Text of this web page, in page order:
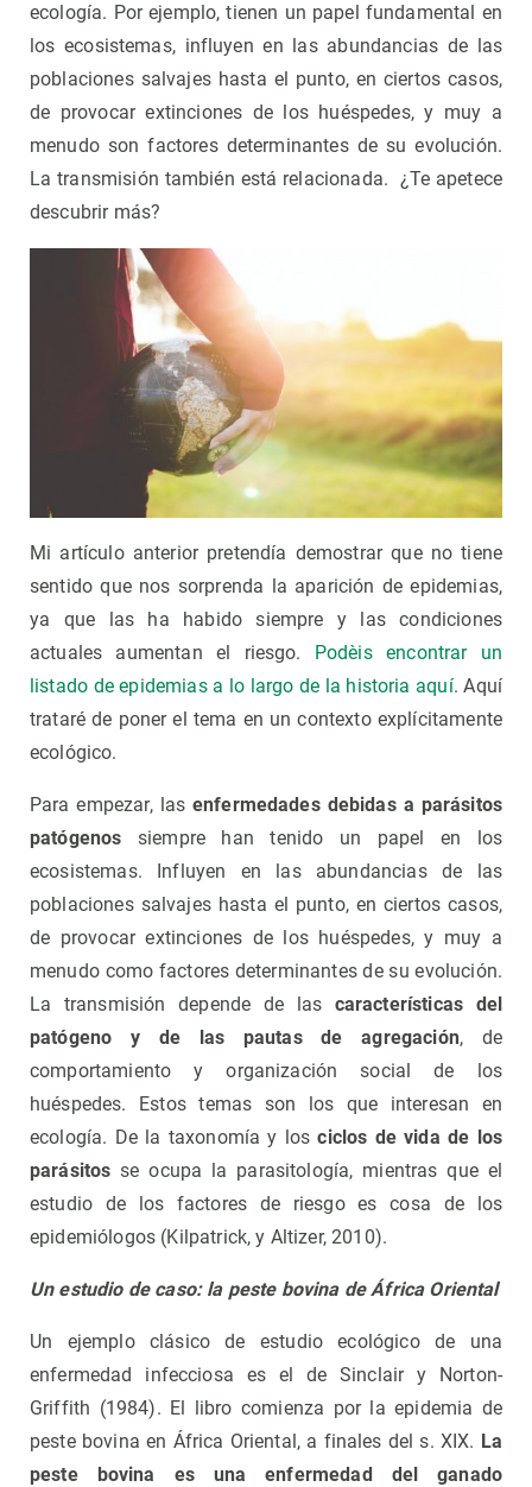
ecología. Por ejemplo, tienen un papel fundamental en
los ecosistemas, influyen en las abundancias de las
poblaciones salvajes hasta el punto, en ciertos casos,
de provocar extinciones de los huéspedes, y muy a
menudo son factores determinantes de su evolución.
La transmisión también está relacionada. ¿Te apetece
descubrir más?
Mi artículo anterior pretendía demostrar que no tiene
sentido que nos sorprenda la aparición de epidemias,
ya que las ha habido siempre y las condiciones
actuales aumentan el riesgo. Podèis encontrar un
listado de epidemias a lo largo de la historia aquí. Aquí
trataré de poner el tema en un contexto explícitamente
ecológico.
Para empezar, las enfermedades debidas a parásitos
patógenos siempre han tenido un papel en los
ecosistemas. Influyen en las abundancias de las
poblaciones salvajes hasta el punto, en ciertos casos,
de provocar extinciones de los huéspedes, y muy a
menudo como factores determinantes de su evolución.
La transmisión depende de las características del
patógeno y de las pautas de agregación, de
comportamiento y organización social de los
huéspedes. Estos temas son los que interesan en
ecología. De la taxonomía y losciclos de vida de los
parásitos se ocupa la parasitología, mientras que el
estudio de los factores de riesgo es cosa de los
epidemiólogos (Kilpatrick, y Altizer, 2010).
Un estudio de caso: la peste bovina de África Oriental
Un ejemplo clásico de estudio ecológico de una
enfermedad infecciosa es el de Sinclair y Norton-
Griffith (1984). El libro comienza por la epidemia de
peste bovina en África Oriental, a finales del s. XIX. La
peste bovina es una enfermedad del ganado